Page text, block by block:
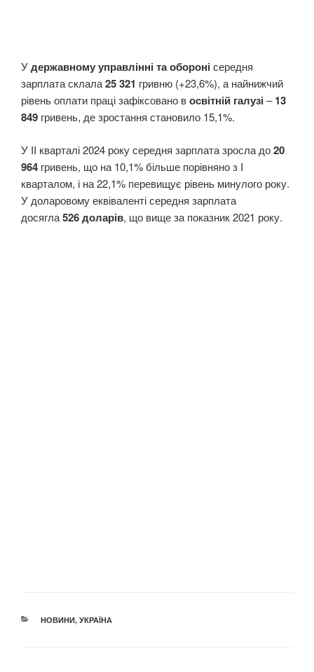
Удержавному управлінні та обороні середня
зарплата склала25 321 гривню (+23,6%), а найнижчий
рівень оплати праці зафіксовано восвітній галузі –13
849 гривень, де зростання становило 15,1%.
У II кварталі 2024 року середня зарплата зросла до20
964 гривень, що на 10,1% більше порівняно з I
кварталом, і на 22,1% перевищує рівень минулого року.
У доларовому еквіваленті середня зарплата
досягла526 доларів, що вище за показник 2021 року.
КАТЕГОРІЇ
НОВИНИ, УКРАЇНА